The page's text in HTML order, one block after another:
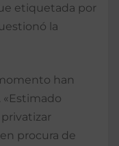
etiquetada por
la
han
«Estimado
procura de